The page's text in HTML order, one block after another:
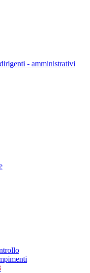
- amministrativi